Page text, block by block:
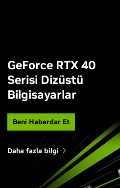
GeForce RTX 40
Serisi Dizüstü
Bilgisayarlar
Beni Haberdar Et
Daha fazla bilgi